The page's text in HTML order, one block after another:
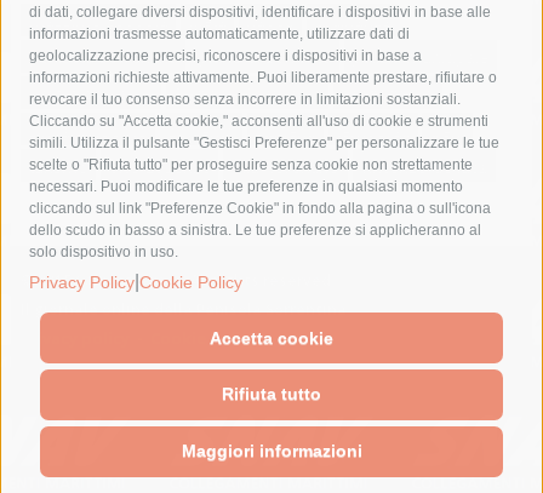
di dati, collegare diversi dispositivi, identificare i dispositivi in base alle
informazioni trasmesse automaticamente, utilizzare dati di
geolocalizzazione precisi, riconoscere i dispositivi in base a
informazioni richieste attivamente. Puoi liberamente prestare, rifiutare o
revocare il tuo consenso senza incorrere in limitazioni sostanziali.
Cliccando su "Accetta cookie," acconsenti all'uso di cookie e strumenti
simili. Utilizza il pulsante "Gestisci Preferenze" per personalizzare le tue
scelte o "Rifiuta tutto" per proseguire senza cookie non strettamente
necessari. Puoi modificare le tue preferenze in qualsiasi momento
cliccando sul link "Preferenze Cookie" in fondo alla pagina o sull'icona
dello scudo in basso a sinistra. Le tue preferenze si applicheranno al
solo dispositivo in uso.
Privacy Policy Cookie Policy
Accetta cookie
Rifiuta tutto
Maggiori informazioni
massimo coppola
Meta napoli
ordinanza
penisola sorrentina
piano di sorrento
polizia municipale
protezione civile
Regione Campania
sant'agnello
sindaco cuomo
sorrento studenti temporali
treni
turismo
Vico Equense villa fiorentino vincenzo de luca
© 2015 SorrentoPress. All rights reserved.
Il giornale online della Penisola Sorrentina
Cookie Policy